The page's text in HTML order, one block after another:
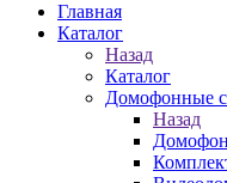
Главная
Каталог
Назад
Каталог
Домофонные
Назад